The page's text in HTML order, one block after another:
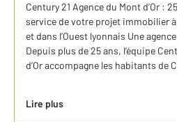
Century 21 Agence du Mont d’Or :
service de votre projet immobilier à
et dans l’Ouest lyonnais Une
Depuis plus de 25 ans, l’équipe
d’Or accompagne les habitants de
Lire plus